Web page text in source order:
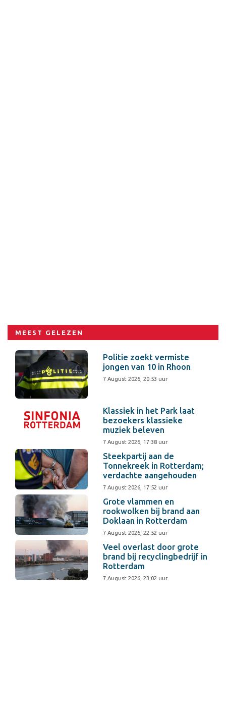
MEEST GELEZEN
Politie zoekt vermiste
jongen van 10 in Rhoon
7 August 2026, 20:53 uur
Klassiek in het Park laat
bezoekers klassieke
muziek beleven
7 August 2026, 17:38 uur
Steekpartij aan de
Tonnekreek in Rotterdam;
verdachte aangehouden
7 August 2026, 17:52 uur
Grote vlammen en
rookwolken bij brand aan
Doklaan in Rotterdam
7 August 2026, 22:52 uur
Veel overlast door grote
brand bij recyclingbedrijf in
Rotterdam
7 August 2026, 23:02 uur